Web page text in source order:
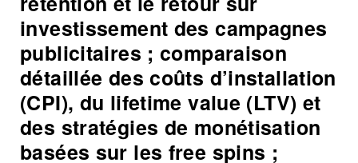
investissement des campagnes
publicitaires ; comparaison
détaillée des coûts d’installation
(CPI), du lifetime value (LTV) et
des stratégies de monétisation
basées sur les free spins ;